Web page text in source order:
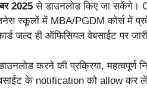
2025 से डाउनलोड किए जा सकेंगे।
स्कूलों में MBA/PGDM कोर्स में
जल्द ही ऑफिसियल वेबसाईट पर जारी
करने की प्रक्रिया, महत्वपूर्ण
के notification को allow कर